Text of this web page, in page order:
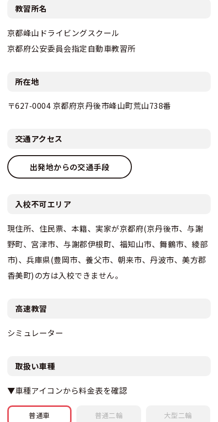
教習所名
京都峰山ドライビングスクール
京都府公安委員会指定自動車教習所
所在地
〒627-0004 京都府京丹後市峰山町荒山738番
交通アクセス
出発地からの交通手段
入校不可エリア
現住所、住民票、本籍、実家が京都府(京丹後市、与謝
野町、宮津市、与謝郡伊根町、福知山市、舞鶴市、綾部
市)、兵庫県(豊岡市、養父市、朝来市、丹波市、美方郡
香美町)の方は入校できません。
高速教習
シミュレーター
取扱い車種
▼車種アイコンから料金表を確認
普通車 普通二輪 大型二輪